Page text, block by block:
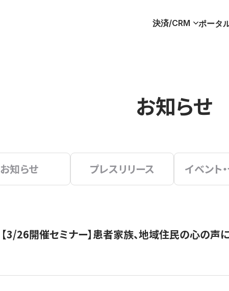
決済/CRM ポータ
お知らせ
お知らせ プレスリリース イベント
【3/26開催セミナー】患者家族、地域住民の心の